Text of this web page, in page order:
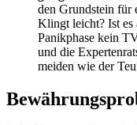
den Grundstein
Klingt leicht? Ist es
Panikphase kein
und die
meiden wie der